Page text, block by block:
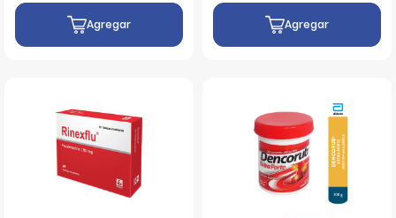
Agregar Agregar